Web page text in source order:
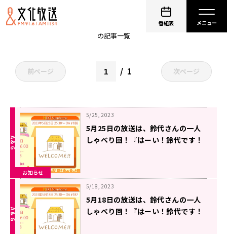
番組表
の記事一覧
前ページ 1 次ページ
お知らせ
5/25, 2023
5月25日の放送は、鈴代さんの一人
しゃべり回！『はーい！鈴代です！
5/18, 2023
5月18日の放送は、鈴代さんの一人
しゃべり回！『はーい！鈴代です！